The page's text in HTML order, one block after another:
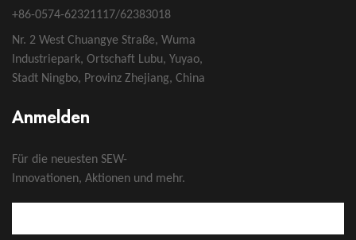
+86-0574-62321117/62383018
Nr. 2 West Chuangye Straße, Wuma
Industriepark, Ortschaft Lubu, Yuyao,
Stadt Ningbo, Provinz Zhejiang, China
Anmelden
Für die neuesten SEW-
Innovationen, Aktionen und mehr.